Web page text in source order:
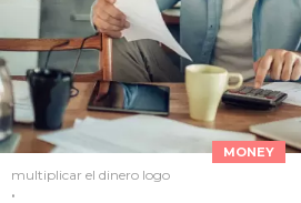
MONEY
multiplicar el dinero logo
.